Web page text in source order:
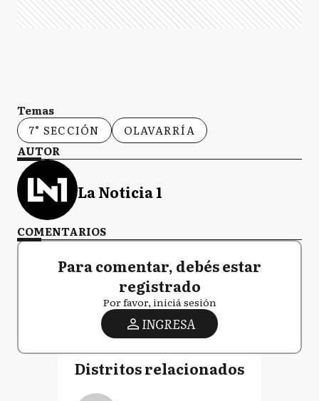
Temas
7° SECCIÓN
OLAVARRÍA
AUTOR
La Noticia 1
COMENTARIOS
Para comentar, debés estar
registrado
Por favor, iniciá sesión
INGRESA
Distritos relacionados